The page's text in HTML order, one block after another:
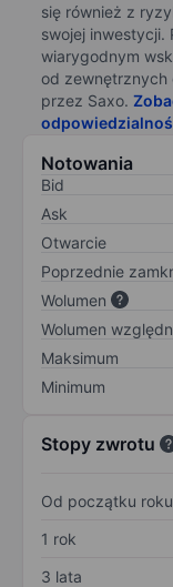
się również z
swojej inwestycji.
wiarygodnym
od zewnętrznych
przez Saxo.
Notowania
Bid
Ask
Otwarcie
Poprzednie
Wolumen
Wolumen
Maksimum
Minimum
Stopy zwrotu
Od początku
1 rok
3 lata